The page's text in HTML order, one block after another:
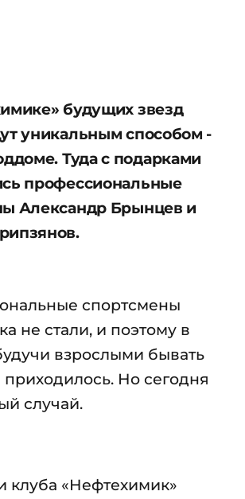
будущих звезд
уникальным способом -
Туда с подарками
профессиональные
Александр Брынцев и
спортсмены
не стали, и поэтому в
взрослыми бывать
Но сегодня
случай.
клуба «Нефтехимик»